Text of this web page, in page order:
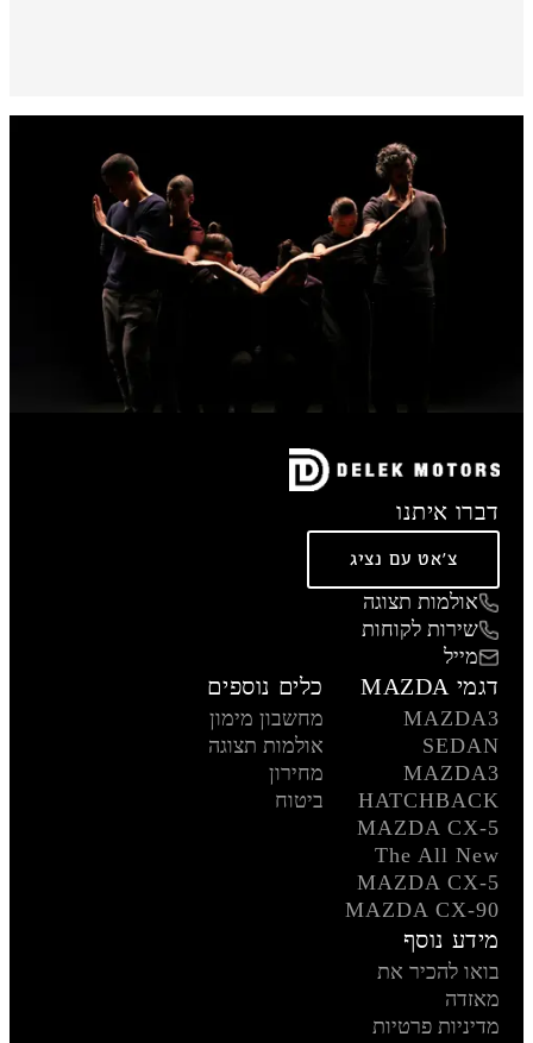
דברו איתנו
צ'אט עם נציג
אולמות תצוגה
שירות לקוחות
מייל
דגמי MAZDA
MAZDA3
SEDAN
MAZDA3
HATCHBACK
MAZDA CX-5
The All New
MAZDA CX-5
MAZDA CX-90
כלים נוספים
מחשבון מימון
אולמות תצוגה
מחירון
ביטוח
מידע נוסף
בואו להכיר את
מאזדה
מדיניות פרטיות